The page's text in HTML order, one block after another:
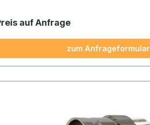
auf Anfrage
zum Anfrageformular